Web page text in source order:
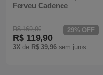
Ferveu Cadence
R$ 169,90
R$ 119,90
3X de R$ 39,96 sem juros
29% OFF
Torradeiras
Máquina de Waffle